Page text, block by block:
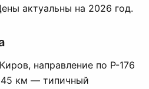
актуальны на 2026 год.
направление по Р-176
км — типичный